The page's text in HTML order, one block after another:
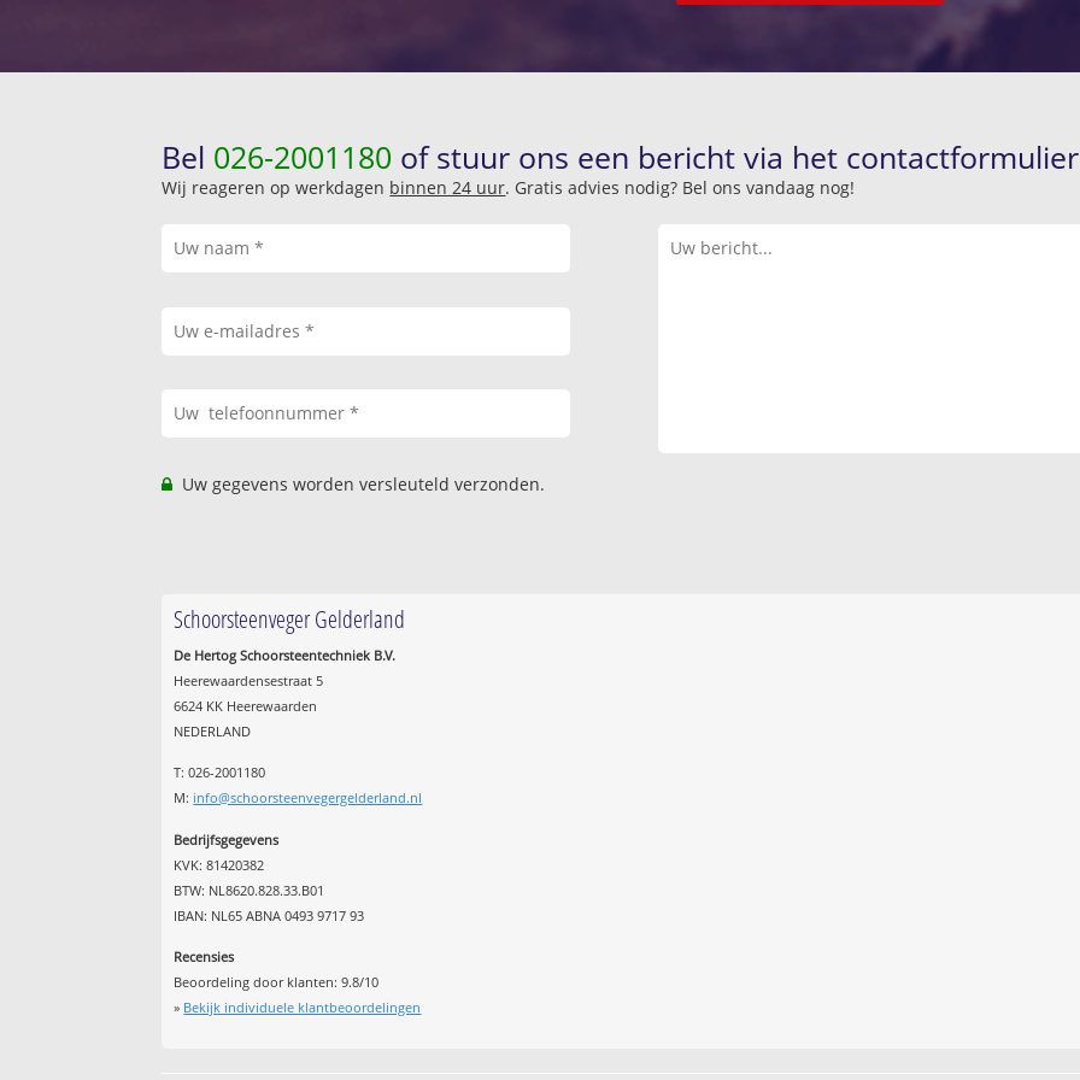
Bel 026-2001180 of stuur ons een bericht via het
Wij reageren op werkdagen binnen 24 uur. Gratis advies nodig? Bel ons vandaag nog!
Uw gegevens worden versleuteld verzonden.
Schoorsteenveger Gelderland
De Hertog Schoorsteentechniek B.V.
Heerewaardensestraat 5
6624 KK Heerewaarden
NEDERLAND
T: 026-2001180
M: info@schoorsteenvegergelderland.nl
Bedrijfsgegevens
KVK: 81420382
BTW: NL8620.828.33.B01
IBAN: NL65 ABNA 0493 9717 93
Recensies
Beoordeling door klanten:9.8/10
» Bekijk individuele klantbeoordelingen